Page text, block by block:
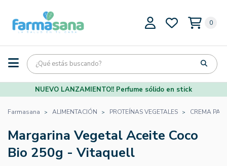
0
NUEVO LANZAMIENTO!! Perfume sólido en stick
Farmasana ALIMENTACIÓN PROTEÍNAS VEGETALES CREMA
Margarina Vegetal Aceite Coco
Bio 250g - Vitaquell